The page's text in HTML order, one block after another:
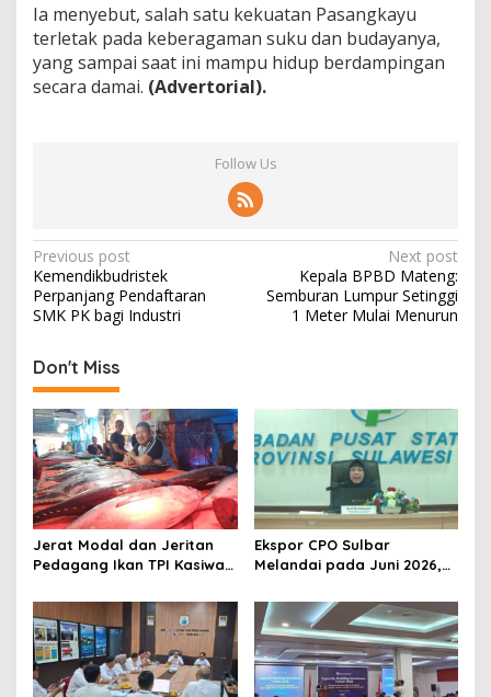
Ia menyebut, salah satu kekuatan Pasangkayu
terletak pada keberagaman suku dan budayanya,
yang sampai saat ini mampu hidup berdampingan
secara damai. (Advertorial).
Follow Us
P
o
s
t
n
a
v
i
g
a
t
i
o
n
Previous post
Kemendikbudristek
Perpanjang Pendaftaran
SMK PK bagi Industri
Next post
Kepala BPBD Mateng:
Semburan Lumpur Setinggi
1 Meter Mulai Menurun
Don't Miss
Jerat Modal dan Jeritan
Pedagang Ikan TPI Kasiwa
Melonjak
Ekspor CPO Sulbar
Melandai pada Juni 2026,
Justru Melonjak 149 Persen